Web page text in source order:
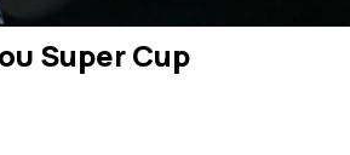
Super Cup